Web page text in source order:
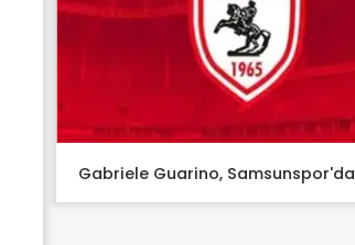
Gabriele Guarino, Samsunspor'da